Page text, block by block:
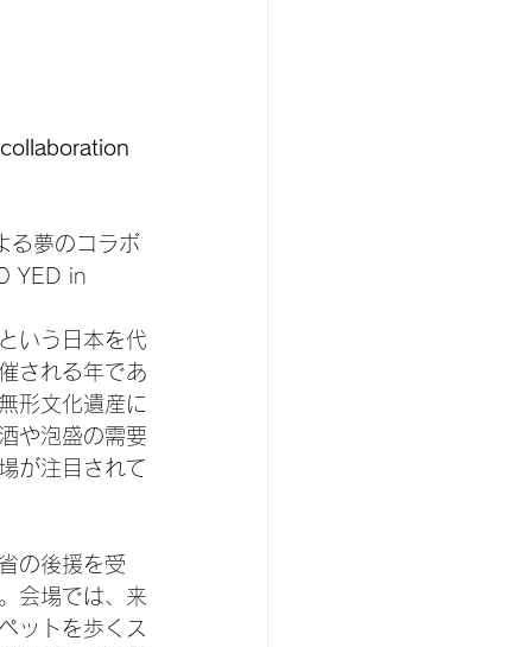
る夢のコラボ
YED in
いう日本を代
される年であ
形文化遺産に
や泡盛の需要
が注目されて
の後援を受
会場では、来
ットを歩くス